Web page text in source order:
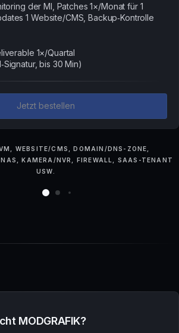
der MI, Patches 1×/Monat für 1
1 Website/CMS, Backup‑Kontrolle
1×/Quartal
bis 30 Min)
Jetzt bestellen
WEBSITE/CMS, DOMAIN/DNS-ZONE,
KAMERA/NVR, FIREWALL, SAAS-TENANT
USW.
MODGRAFIK?